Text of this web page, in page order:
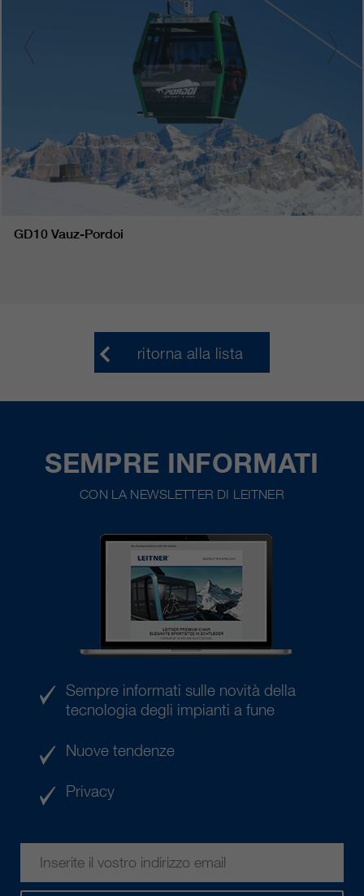
GD10 Vauz-Pordoi
ritorna alla lista
SEMPRE INFORMATI
CON LA NEWSLETTER DI LEITNER
Sempre informati sulle novità della
tecnologia degli impianti a fune
Nuove tendenze
Privacy